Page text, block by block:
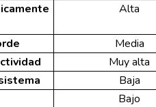
Alta
Media
Muy alta
Baja
Bajo